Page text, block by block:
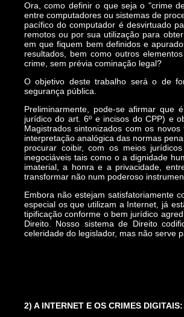
Ora, como definir o que seja o "crime
entre computadores ou sistemas de
pacífico do computador é desvirtuado
remotos ou por sua utilização para
em que fiquem bem definidos e
resultados, bem como outros
crime, sem prévia cominação legal?
O objetivo deste trabalho será o de
segurança pública.
Preliminarmente, pode-se afirmar que
jurídico do art. 6º e incisos do CPP) e
Magistrados sintonizados com os
interpretação analógica das normas
procurar coibir, com os meios
inegociáveis tais como o a dignidade
imaterial, a honra e a privacidade,
transformar não num poderoso
Embora não estejam satisfatoriamente
especial os que utilizam a Internet, já
tipificação conforme o bem jurídico
Direito. Nosso sistema de Direito
celeridade do legislador, mas não serve
2) A INTERNET E OS CRIMES DIGITAIS: